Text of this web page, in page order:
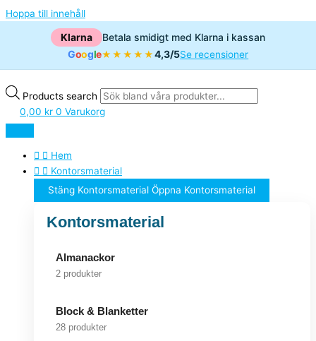
Hoppa till innehåll
Klarna
Betala smidigt med Klarna i kassan
Google★★★★★4,3/5Se recensioner
Products search
0,00 kr 0 Varukorg
Hem
Kontorsmaterial
Stäng Kontorsmaterial Öppna Kontorsmaterial
Kontorsmaterial
Almanackor
2 produkter
Block & Blanketter
28 produkter